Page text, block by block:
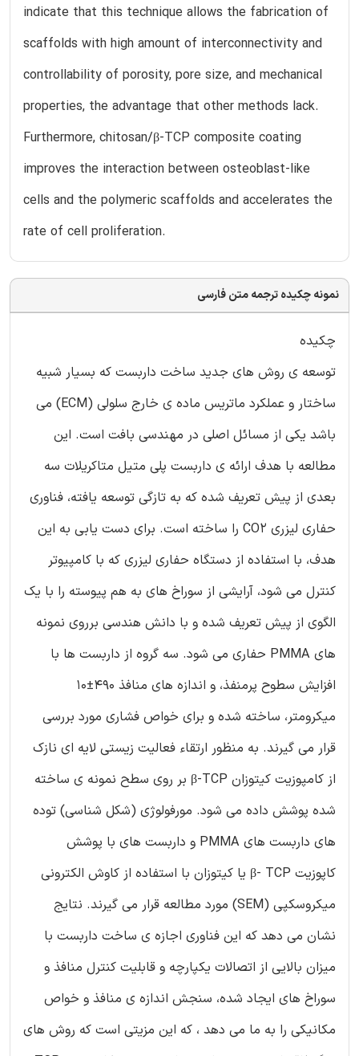
indicate that this technique allows the fabrication of
scaffolds with high amount of interconnectivity and
controllability of porosity, pore size, and mechanical
properties, the advantage that other methods lack.
Furthermore, chitosan/β-TCP composite coating
improves the interaction between osteoblast-like
cells and the polymeric scaffolds and accelerates the
rate of cell proliferation.
نمونه چکیده ترجمه متن فارسی
چکیده
توسعه ی روش های جدید ساخت داربست که بسیار شبیه
ساختار و عملکرد ماتریس ماده ی خارج سلولی (ECM) می
باشد یکی از مسائل اصلی در مهندسی بافت است. این
مطالعه با هدف ارائه ی داربست پلی متیل متاکریلات سه
بعدی از پیش تعریف شده که به تازگی توسعه یافته، فناوری
حفاری لیزری CO2 را ساخته است. برای دست یابی به این
هدف، با استفاده از دستگاه حفاری لیزری که با کامپیوتر
کنترل می شود، آرایشی از سوراخ های به هم پیوسته را با یک
الگوی از پیش تعریف شده و با دانش هندسی برروی نمونه
های PMMA حفاری می شود. سه گروه از داربست ها با
افزایش سطوح پرمنفذ، و اندازه های منافذ 490±10
میکرومتر، ساخته شده و برای خواص فشاری مورد بررسی
قرار می گیرند. به منظور ارتقاء فعالیت زیستی لایه ای نازک
از کامپوزیت کیتوزان β-TCP بر روی سطح نمونه ی ساخته
شده پوشش داده می شود. مورفولوژی (شکل شناسی) توده
های داربست های PMMA و داربست های با پوشش
کاپوزیت β- TCP یا کیتوزان با استفاده از کاوش الکترونی
میکروسکپی (SEM) مورد مطالعه قرار می گیرند. نتایج
نشان می دهد که این فناوری اجازه ی ساخت داربست با
میزان بالایی از اتصالات یکپارچه و قابلیت کنترل منافذ و
سوراخ های ایجاد شده، سنجش اندازه ی منافذ و خواص
مکانیکی را به ما می دهد ، که این مزیتی است که روش های